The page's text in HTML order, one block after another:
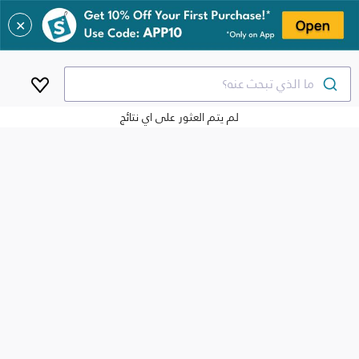
✕
ما الذي تبحث عنه؟
لم يتم العثور على اي نتائج